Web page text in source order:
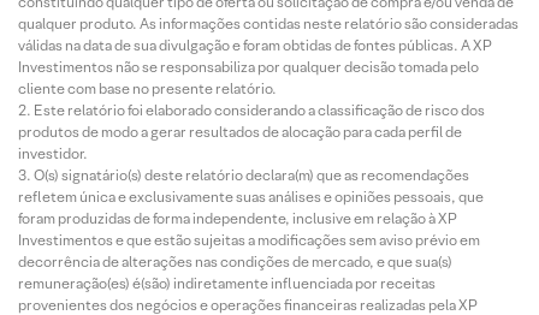
qualquer produto. As informações contidas neste relatório são consideradas
válidas na data de sua divulgação e foram obtidas de fontes públicas. A XP
Investimentos não se responsabiliza por qualquer decisão tomada pelo
cliente com base no presente relatório.
Este relatório foi elaborado considerando a classificação de risco dos
produtos de modo a gerar resultados de alocação para cada perfil de
investidor.
O(s) signatário(s) deste relatório declara(m) que as recomendações
refletem única e exclusivamente suas análises e opiniões pessoais, que
foram produzidas de forma independente, inclusive em relação à XP
Investimentos e que estão sujeitas a modificações sem aviso prévio em
decorrência de alterações nas condições de mercado, e que sua(s)
remuneração(es) é(são) indiretamente influenciada por receitas
provenientes dos negócios e operações financeiras realizadas pela XP